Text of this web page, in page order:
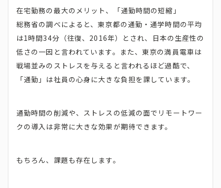
在宅勤務の最大のメリット、「通勤時間の短縮」
総務省の調べによると、東京都の通勤・通学時間の平均
は1時間34分（往復、2016年）とされ、日本の生産性の
低さの一因と言われています。また、東京の満員電車は
戦場並みのストレスを与えると言われるほど過酷で、
「通勤」は社員の心身に大きな負担を課しています。
通勤時間の削減や、ストレスの低減の面でリモートワー
クの導入は非常に大きな効果が期待できます。
もちろん、課題も存在します。